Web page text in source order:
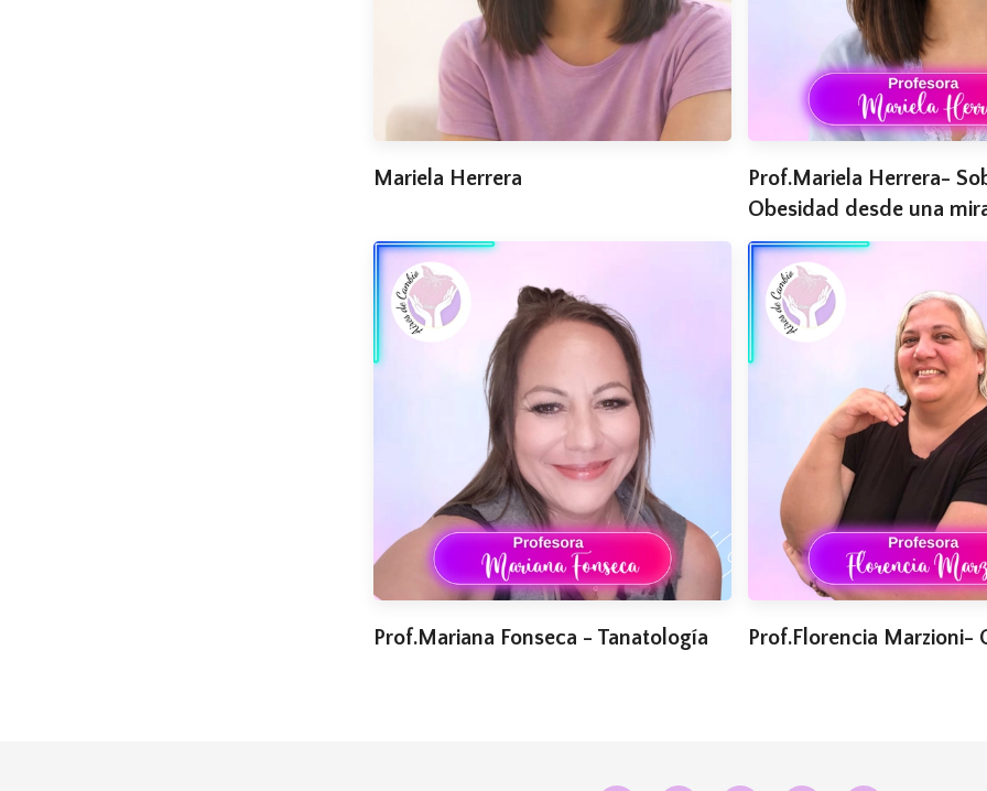
Mariela Herrera
Prof.Mariela Herrera-
Obesidad desde una
Prof.Mariana Fonseca - Tanatología Prof.Florencia Marzioni-